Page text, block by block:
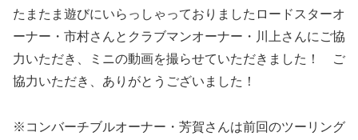
たまたま遊びにいらっしゃっておりましたロードスターオ
ーナー・市村さんとクラブマンオーナー・川上さんにご協
力いただき、ミニの動画を撮らせていただきました！ ご
協力いただき、ありがとうございました！
※コンバーチブルオーナー・芳賀さんは前回のツーリング